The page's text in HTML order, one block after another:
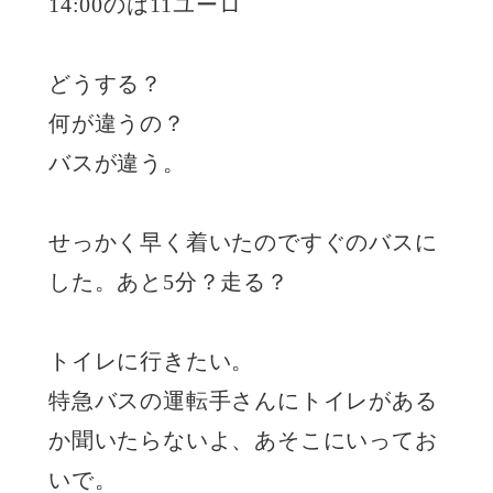
どうする？
何が違うの？
バスが違う。
せっかく早く着いたのですぐのバスに
した。あと5分？走る？
トイレに行きたい。
特急バスの運転手さんにトイレがある
か聞いたらないよ、あそこにいってお
いで。